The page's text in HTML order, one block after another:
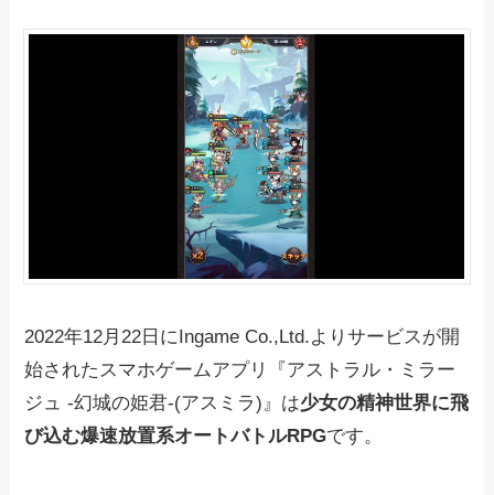
2022年12月22日にIngame Co.,Ltd.よりサービスが開
始されたスマホゲームアプリ『アストラル・ミラー
ジュ -幻城の姫君-(アスミラ)』は少女の精神世界に飛
び込む爆速放置系オートバトルRPGです。